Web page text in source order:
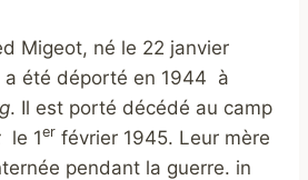
Migeot, né le 22 janvier
a été déporté en 1944 à
. Il est porté décédé au camp
le 1er février 1945. Leur mère
pendant la guerre. in